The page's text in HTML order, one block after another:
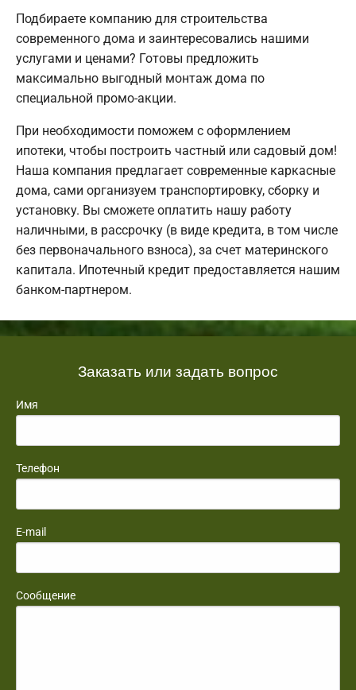
Подбираете компанию для строительства
современного дома и заинтересовались нашими
услугами и ценами? Готовы предложить
максимально выгодный монтаж дома по
специальной промо-акции.
При необходимости поможем с оформлением
ипотеки, чтобы построить частный или садовый дом!
Наша компания предлагает современные каркасные
дома, сами организуем транспортировку, сборку и
установку. Вы сможете оплатить нашу работу
наличными, в рассрочку (в виде кредита, в том числе
без первоначального взноса), за счет материнского
капитала. Ипотечный кредит предоставляется нашим
банком-партнером.
Заказать или задать вопрос
Имя
Телефон
E-mail
Сообщение